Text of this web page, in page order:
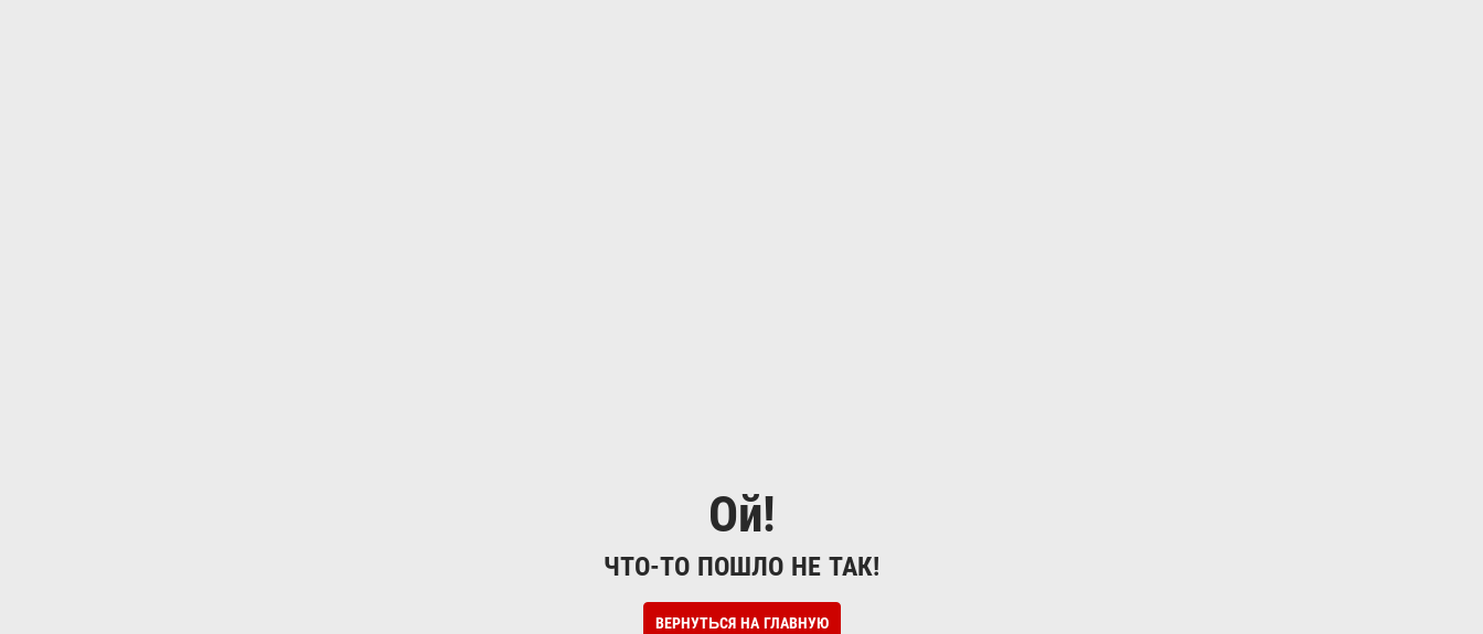
Ой!
ЧТО-ТО ПОШЛО НЕ ТАК!
ВЕРНУТЬСЯ НА ГЛАВНУЮ